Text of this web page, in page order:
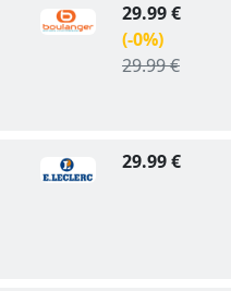
29.99 €
(-0%)
29.99 €
29.99 €